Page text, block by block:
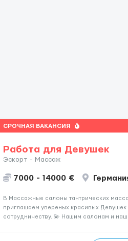
СРОЧНАЯ ВАКАНСИЯ
Работа для Девушек
Эскорт - Массаж
7000 - 14000 €
В Массажные салоны тантрических
приглашаем увереных красивых Девушек
сотрудничеству. 💫 Нашим салонам и